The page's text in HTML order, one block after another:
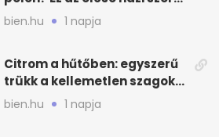
beválhat
bien.hu 1 napja
Citrom a hűtőben: egyszerű
trükk a kellemetlen szagok
ellen
bien.hu 1 napja